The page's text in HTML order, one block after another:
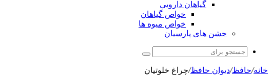
گیاهان دارویی
خواص گیاهان
خواص میوه ها
جشن های پارسیان
جستجو
خانه/حافظ/دیوان حافظ/چراغ خلوتیان